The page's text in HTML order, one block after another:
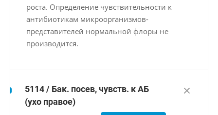
роста. Определение чувствительности к
антибиотикам микроорганизмов-
представителей нормальной флоры не
производится.
5114 / Бак. посев, чувств. к АБ
(ухо правое)